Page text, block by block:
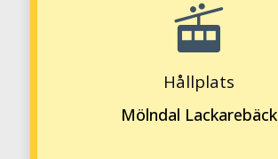

Hållplats
Mölndal Lackarebäck